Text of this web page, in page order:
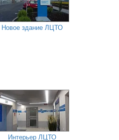
Новое здание ЛЦТО
Интерьер ЛЦТО